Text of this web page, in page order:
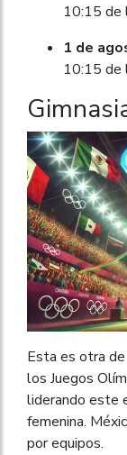
10:15 de
1 de
10:15 de
Esta es otra
los Juegos
liderando este
femenina.
por equipos.